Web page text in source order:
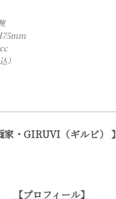
）
家・GIRUVI（ギルビ） 】
【プロフィール】